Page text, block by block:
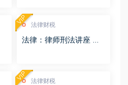
法律财税
法律：律师刑法讲座 百
VIP
法律财税
VIP